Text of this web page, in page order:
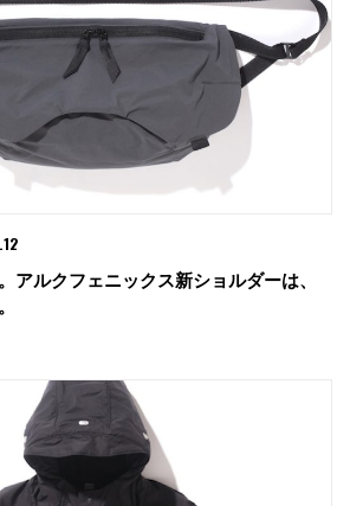
アルクフェニックス新ショルダーは、